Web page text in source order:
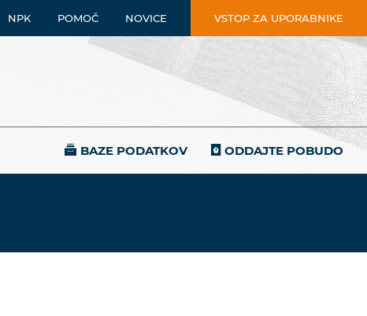
NPK POMOČ NOVICE VSTOP ZA UPORABNIKE
BAZE PODATKOV ODDAJTE POBUDO